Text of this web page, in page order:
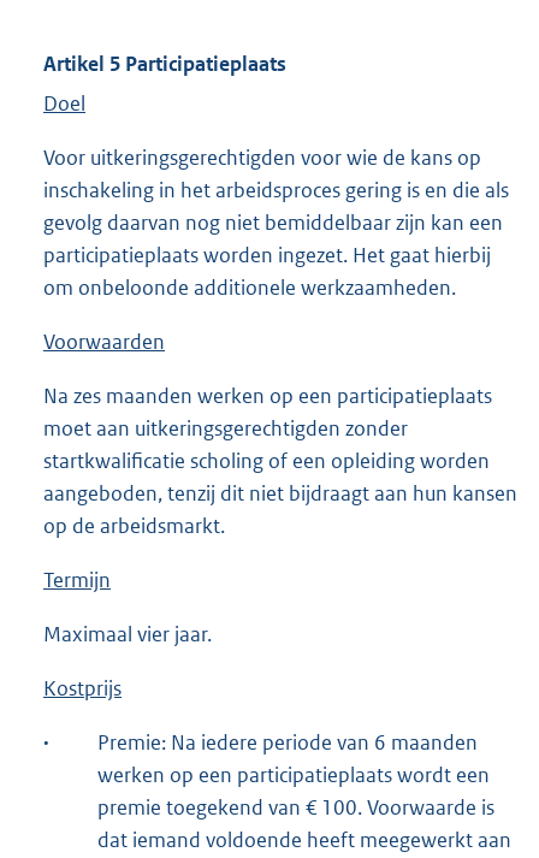
Artikel 5 Participatieplaats
Doel
Voor uitkeringsgerechtigden voor wie de kans op
inschakeling in het arbeidsproces gering is en die als
gevolg daarvan nog niet bemiddelbaar zijn kan een
participatieplaats worden ingezet. Het gaat hierbij
om onbeloonde additionele werkzaamheden.
Voorwaarden
Na zes maanden werken op een participatieplaats
moet aan uitkeringsgerechtigden zonder
startkwalificatie scholing of een opleiding worden
aangeboden, tenzij dit niet bijdraagt aan hun kansen
op de arbeidsmarkt.
Termijn
Maximaal vier jaar.
Kostprijs
·
Premie: Na iedere periode van 6 maanden
werken op een participatieplaats wordt een
premie toegekend van € 100. Voorwaarde is
dat iemand voldoende heeft meegewerkt aan